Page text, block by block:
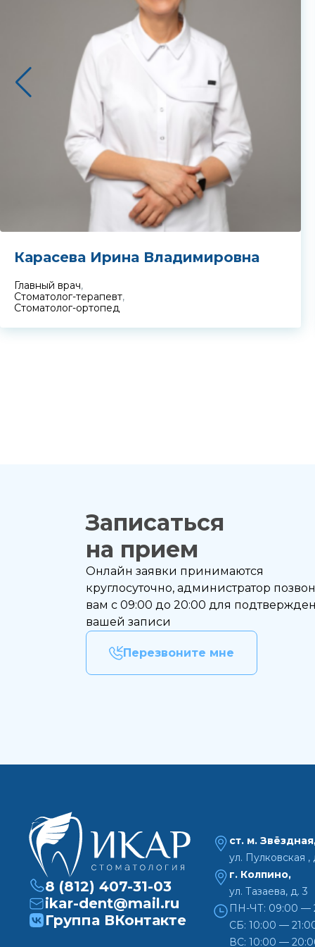
Карасева Ирина Владимировна
Главный врач,
Стоматолог-терапевт,
Стоматолог-ортопед
Записаться
на прием
Онлайн заявки принимаются
круглосуточно, администратор
вам с 09:00 до 20:00 для
вашей записи
Перезвоните мне
8 (812) 407-31-03
ikar-dent@mail.ru
Группа ВКонтакте
ст. м.
ул. Пулковская ,
г. Колпино,
ул. Тазаева, д. 3
ПН-ЧТ: 09:00 —
СБ: 10:00 —
ВС: 10:00 —